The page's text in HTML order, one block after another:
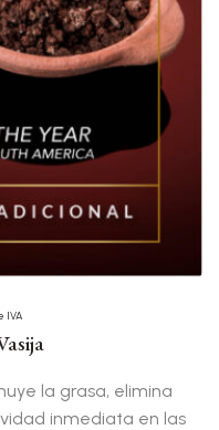
IVA
la grasa, elimina
inmediata en las